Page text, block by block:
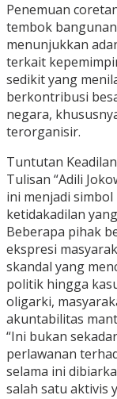
Penemuan
tembok
menunjukkan
terkait
sedikit yang
berkontribusi
negara,
terorganisir.
Tuntutan
Tulisan “Adili
ini menjadi
ketidakadilan
Beberapa pihak
ekspresi
skandal yang
politik hingga
oligarki,
akuntabilitas
“Ini bukan
perlawanan
selama ini
salah satu aktivis